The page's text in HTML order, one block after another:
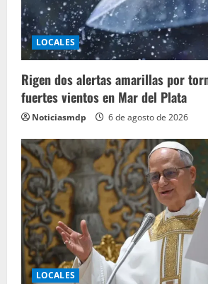
LOCALES
Rigen dos alertas amarillas por
fuertes vientos en Mar del Plata
Noticiasmdp 6 de agosto de 2026
LOCALES